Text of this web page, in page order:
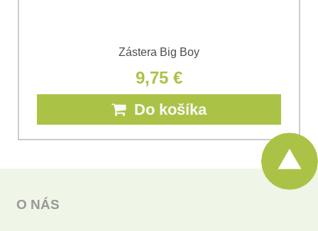
Zástera Big Boy
9,75 €
Do košíka
O NÁS